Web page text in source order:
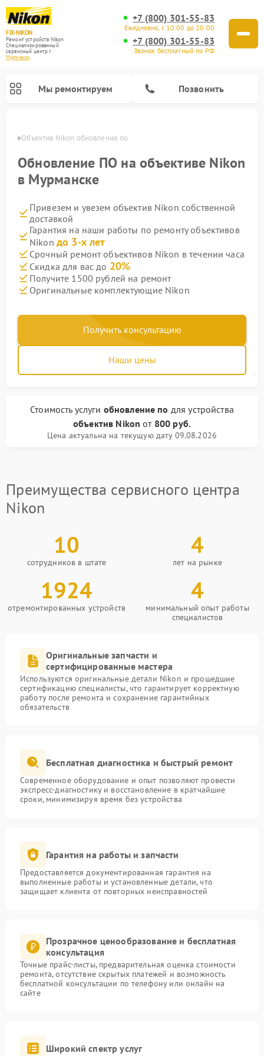
FIX-NIKON
Ремонт устройств Nikon
Специализированный
cервисный центр г.
Мурманск
+7 (800) 301-55-83
Ежедневно, с 10:00 до 20:00
+7 (800) 301-55-83
Звонок бесплатный по РФ
Мы ремонтируем Позвонить
Объектив Nikon обновление по
Обновление ПО на объективе Nikon
в Мурманске
Привезем и увезем объектив Nikon собственной
доставкой
Гарантия на наши работы по ремонту объективов
Nikon до 3-х лет
Срочный ремонт объективов Nikon в течении часа
Скидка для вас до 20%
Получите 1500 рублей на ремонт
Оригинальные комплектующие Nikon
Получить консультацию
Наши цены
Стоимость услуги обновление по для устройства
объектив Nikon от 800 руб.
Цена актуальна на текущую дату 09.08.2026
Преимущества сервисного центра
Nikon
10
сотрудников в штате
4
лет на рынке
1924
отремонтированных устройств
4
минимальный опыт работы
специалистов
Оригинальные запчасти и
сертифицированные мастера
Используются оригинальные детали Nikon и прошедшие
сертификацию специалисты, что гарантирует корректную
работу после ремонта и сохранение гарантийных
обязательств
Бесплатная диагностика и быстрый ремонт
Современное оборудование и опыт позволяют провести
экспресс-диагностику и восстановление в кратчайшие
сроки, минимизируя время без устройства
Гарантия на работы и запчасти
Предоставляется документированная гарантия на
выполненные работы и установленные детали, что
защищает клиента от повторных неисправностей
Прозрачное ценообразование и бесплатная
консультация
Точные прайс-листы, предварительная оценка стоимости
ремонта, отсутствие скрытых платежей и возможность
бесплатной консультации по телефону или онлайн на
сайте
Широкий спектр услуг